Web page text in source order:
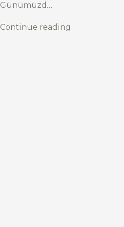
Günümüzd…
Continue reading